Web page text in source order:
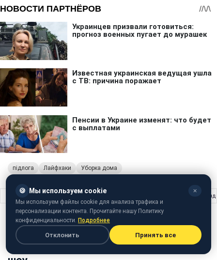
підлога Лайфхаки Уборка дома
До 18 метеоров в час: когда весенний звездопад
ЖИЗНЬ 21 апреля 2025 · 19:15
До 18 метеоров в час: когда весенний
звездопад Лириды устроит небесное
🍪 Мы используем cookie ✕
Мы используем файлы cookie для анализа трафика и
персонализации контента. Прочитайте нашу Политику
конфиденциальности. Подробнее
Отклонить Принять все